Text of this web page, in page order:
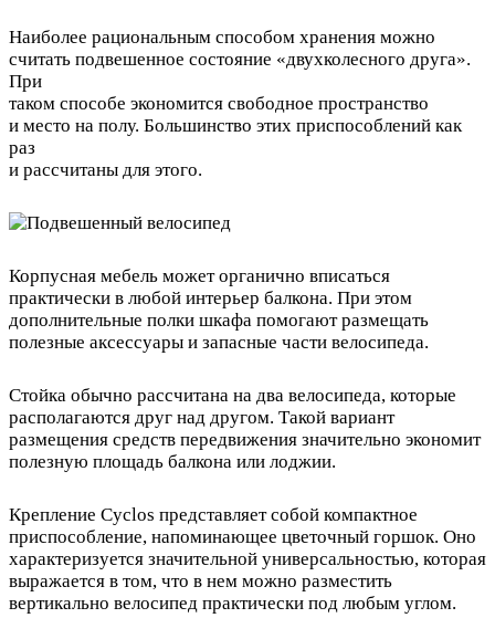
Наиболее рациональным способом хранения можно
считать подвешенное состояние «двухколесного друга».
При
таком способе экономится свободное пространство
и место на полу. Большинство этих приспособлений как
раз
и рассчитаны для этого.
Корпусная мебель может органично вписаться
практически в любой интерьер балкона. При этом
дополнительные полки шкафа помогают размещать
полезные аксессуары и запасные части велосипеда.
Стойка обычно рассчитана на два велосипеда, которые
располагаются друг над другом. Такой вариант
размещения средств передвижения значительно экономит
полезную площадь балкона или лоджии.
Крепление Cyclos представляет собой компактное
приспособление, напоминающее цветочный горшок. Оно
характеризуется значительной универсальностью, которая
выражается в том, что в нем можно разместить
вертикально велосипед практически под любым углом.